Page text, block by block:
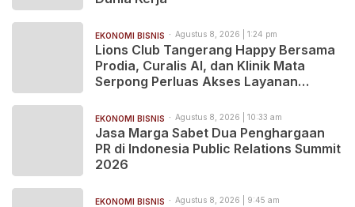
EKONOMI BISNIS Agustus 8, 2026 | 1:24 pm
Lions Club Tangerang Happy Bersama
Prodia, Curalis AI, dan Klinik Mata
Serpong Perluas Akses Layanan
Sosial Kesehatan
EKONOMI BISNIS Agustus 8, 2026 | 10:33 am
Jasa Marga Sabet Dua Penghargaan
PR di Indonesia Public Relations Summit
2026
EKONOMI BISNIS Agustus 8, 2026 | 9:45 am